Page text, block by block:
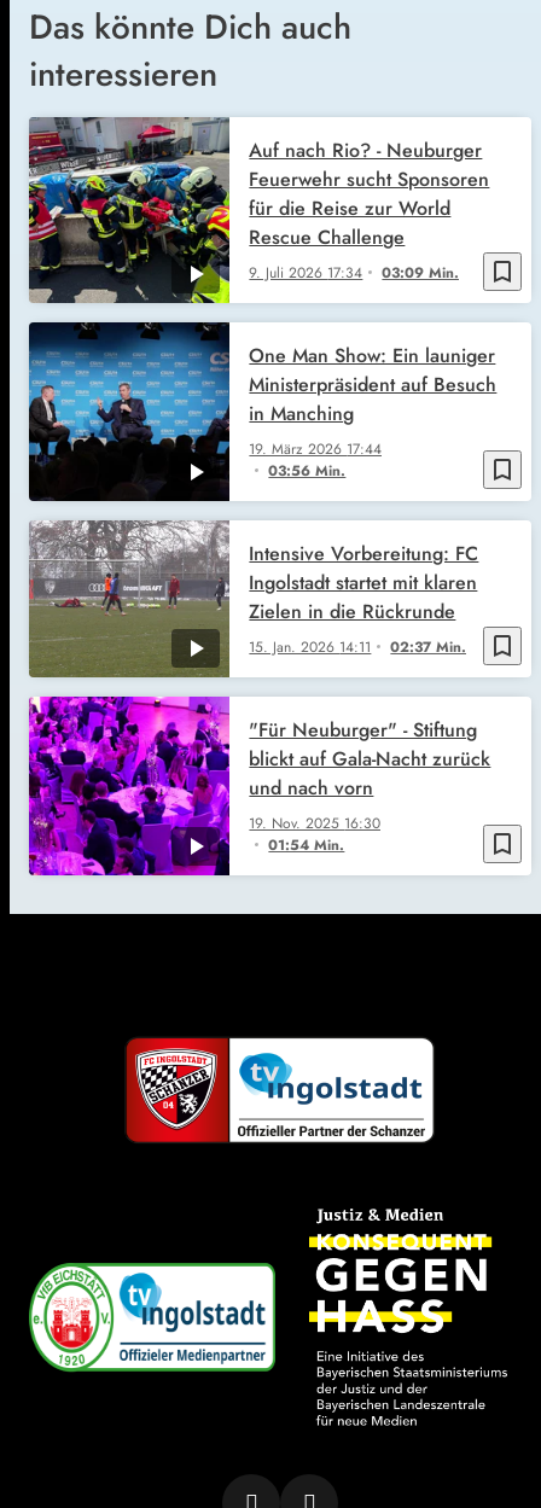
Das könnte Dich auch
interessieren
bookmark_border
9. Juli 2026 17:34 03:09 Min.
Auf nach Rio? - Neuburger
Feuerwehr sucht Sponsoren
für die Reise zur World
Rescue Challenge
bookmark_border
19. März 2026 17:44
03:56 Min.
One Man Show: Ein launiger
Ministerpräsident auf Besuch
in Manching
bookmark_border
15. Jan. 2026 14:11 02:37 Min.
Intensive Vorbereitung: FC
Ingolstadt startet mit klaren
Zielen in die Rückrunde
bookmark_border
19. Nov. 2025 16:30
01:54 Min.
"Für Neuburger" - Stiftung
blickt auf Gala-Nacht zurück
und nach vorn